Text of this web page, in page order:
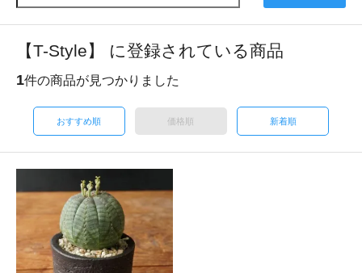
【T-Style】 に登録されている商品
1件の商品が見つかりました
おすすめ順 価格順 新着順